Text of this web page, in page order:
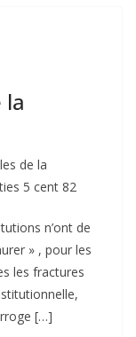
la
de la
5 cent 82
n’ont de
» , pour les
les fractures
[…]